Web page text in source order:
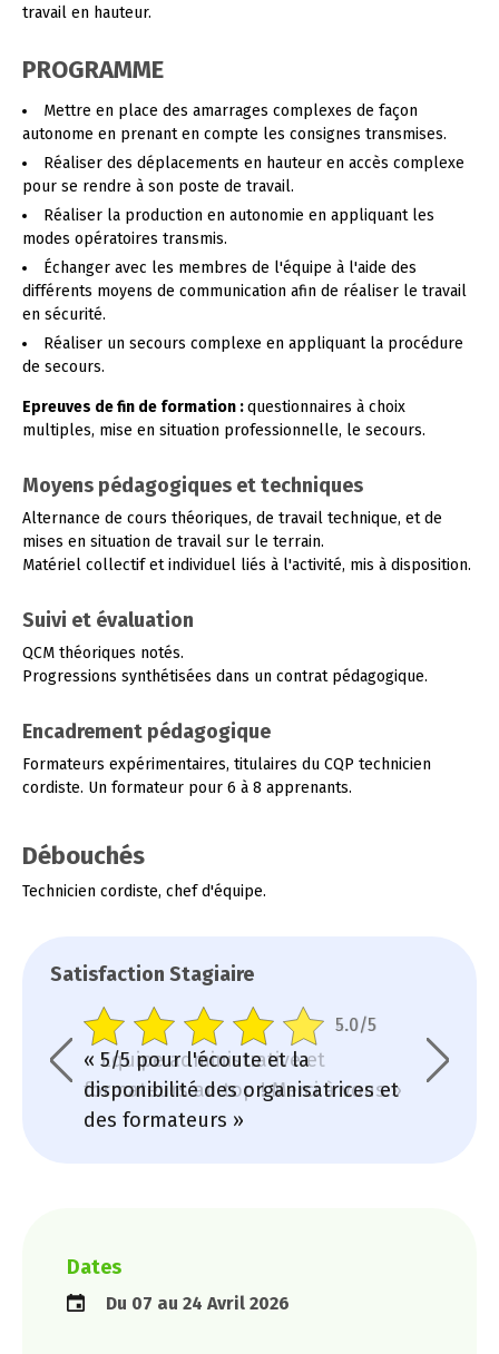
Dates
Du 07 au 24 Avril 2026
travail en hauteur.
PROGRAMME
Mettre en place des amarrages complexes de façon
autonome en prenant en compte les consignes transmises.
Réaliser des déplacements en hauteur en accès complexe
pour se rendre à son poste de travail.
Réaliser la production en autonomie en appliquant les
modes opératoires transmis.
Échanger avec les membres de l'équipe à l'aide des
différents moyens de communication afin de réaliser le travail
en sécurité.
Réaliser un secours complexe en appliquant la procédure
de secours.
Epreuves de fin de formation :questionnaires à choix
multiples, mise en situation professionnelle, le secours.
Moyens pédagogiques et techniques
Alternance de cours théoriques, de travail technique, et de
mises en situation de travail sur le terrain.
Matériel collectif et individuel liés à l'activité, mis à disposition.
Suivi et évaluation
QCM théoriques notés.
Progressions synthétisées dans un contrat pédagogique.
Encadrement pédagogique
Formateurs expérimentaires, titulaires du CQP technicien
cordiste. Un formateur pour 6 à 8 apprenants.
Débouchés
Technicien cordiste, chef d'équipe.
Satisfaction Stagiaire
4.0/5
« Equipe administrative et
formateurs au top ! Merci à vous »
5.0/5
« 5/5 pour l'écoute et la
disponibilité des organisatrices et
des formateurs »
« Très
mes